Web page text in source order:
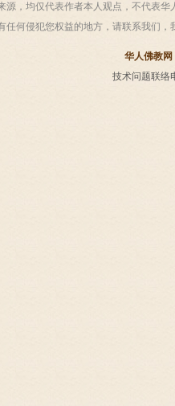
源，均仅代表作者本人观点，不代表
任何侵犯您权益的地方，请联系我们，
华人佛教网
技术问题联络